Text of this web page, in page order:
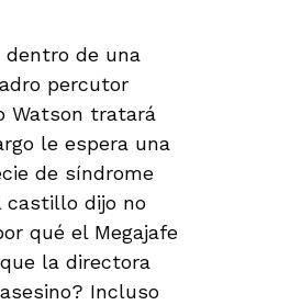
de una
percutor
Watson tratará
le espera una
de síndrome
castillo dijo no
qué el Megajafe
la directora
Incluso